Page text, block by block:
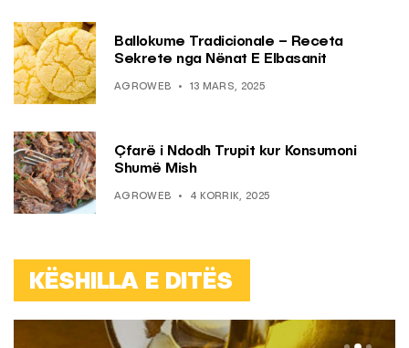
Ballokume Tradicionale – Receta
Sekrete nga Nënat E Elbasanit
AGROWEB 13 MARS, 2025
Çfarë i Ndodh Trupit kur Konsumoni
Shumë Mish
AGROWEB 4 KORRIK, 2025
KËSHILLA E DITËS